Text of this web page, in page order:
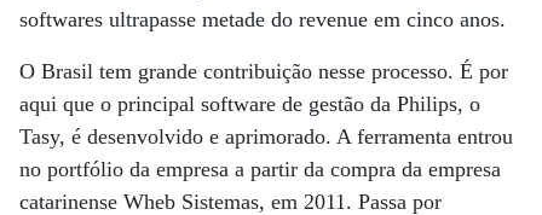
softwares ultrapasse metade do revenue em cinco anos.
O Brasil tem grande contribuição nesse processo. É por
aqui que o principal software de gestão da Philips, o
Tasy, é desenvolvido e aprimorado. A ferramenta entrou
no portfólio da empresa a partir da compra da empresa
catarinense Wheb Sistemas, em 2011. Passa por